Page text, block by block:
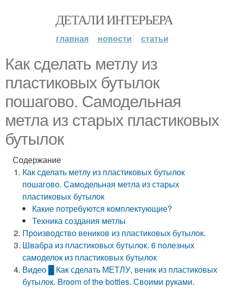
ДЕТАЛИ ИНТЕРЬЕРА
главная новости статьи
Как сделать метлу из
пластиковых бутылок
пошагово. Самодельная
метла из старых пластиковых
бутылок
Содержание
Как сделать метлу из пластиковых бутылок
пошагово. Самодельная метла из старых
пластиковых бутылок
Какие потребуются комплектующие?
Техника создания метлы
Производство веников из пластиковых бутылок.
Швабра из пластиковых бутылок. 6 полезных
самоделок из пластиковых бутылок
Видео █ Как сделать МЕТЛУ, веник из пластиковых
бутылок. Broom of the bottles. Своими руками.